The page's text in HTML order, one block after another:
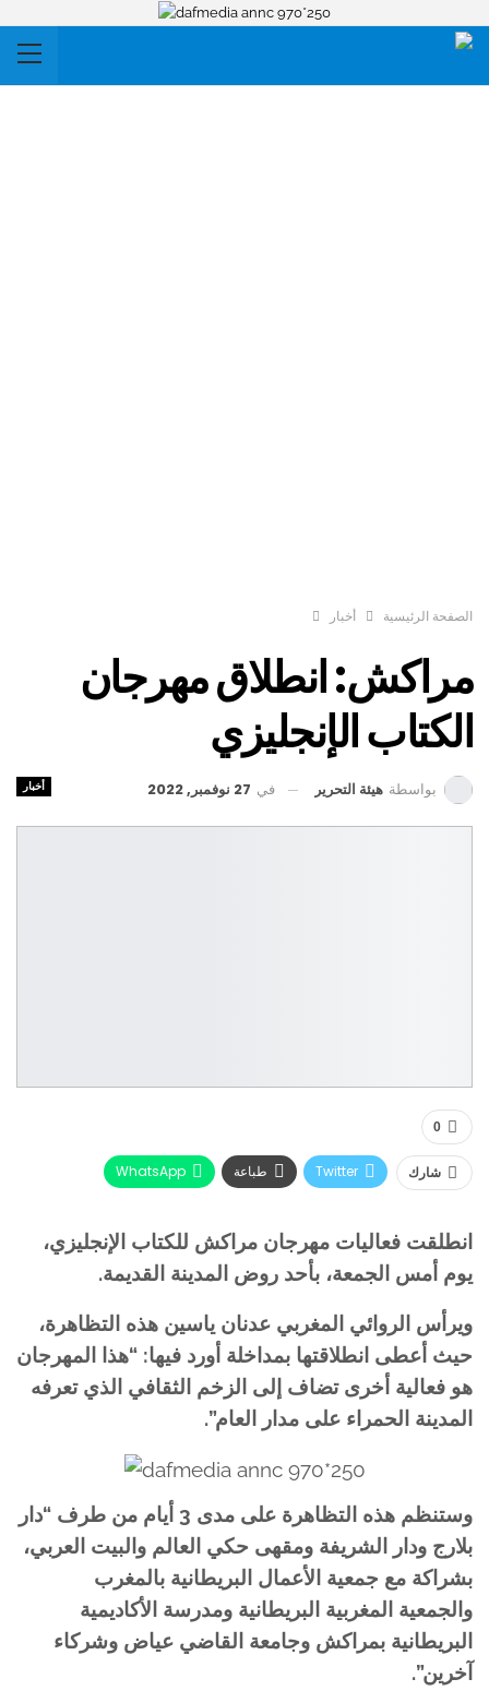
الصفحة الرئيسية أخبار
مراكش: انطلاق مهرجان
الكتاب الإنجليزي
أخبار بواسطة هيئة التحرير في 27 نوفمبر, 2022
0
شارك Twitter طباعة
WhatsApp
انطلقت فعاليات مهرجان مراكش للكتاب الإنجليزي،
يوم أمس الجمعة، بأحد روض المدينة القديمة.
ويرأس الروائي المغربي عدنان ياسين هذه التظاهرة،
حيث أعطى انطلاقتها بمداخلة أورد فيها: “هذا المهرجان
هو فعالية أخرى تضاف إلى الزخم الثقافي الذي تعرفه
المدينة الحمراء على مدار العام”.
وستنظم هذه التظاهرة على مدى 3 أيام من طرف “دار
بلارج ودار الشريفة ومقهى حكي العالم والبيت العربي،
بشراكة مع جمعية الأعمال البريطانية بالمغرب
والجمعية المغربية البريطانية ومدرسة الأكاديمية
البريطانية بمراكش وجامعة القاضي عياض وشركاء
آخرين”.